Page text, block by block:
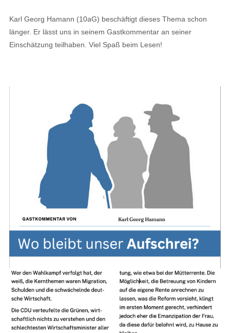
Karl Georg Hamann (10aG) beschäftigt dieses Thema schon
länger. Er lässt uns in seinem Gastkommentar an seiner
Einschätzung teilhaben. Viel Spaß beim Lesen!